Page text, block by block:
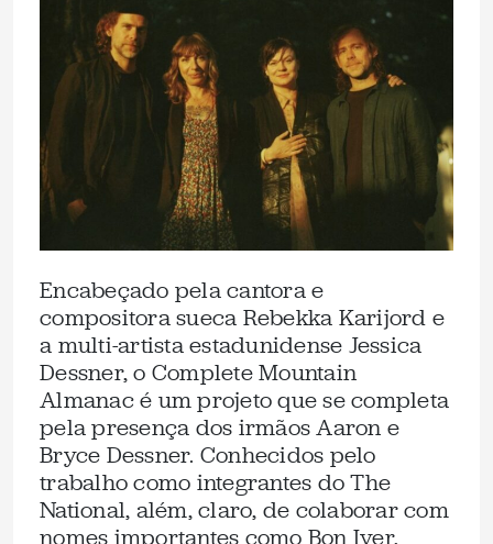
Encabeçado pela cantora e
compositora sueca Rebekka Karijord e
a multi-artista estadunidense Jessica
Dessner, o Complete Mountain
Almanac é um projeto que se completa
pela presença dos irmãos Aaron e
Bryce Dessner. Conhecidos pelo
trabalho como integrantes do The
National, além, claro, de colaborar com
nomes importantes como Bon Iver,